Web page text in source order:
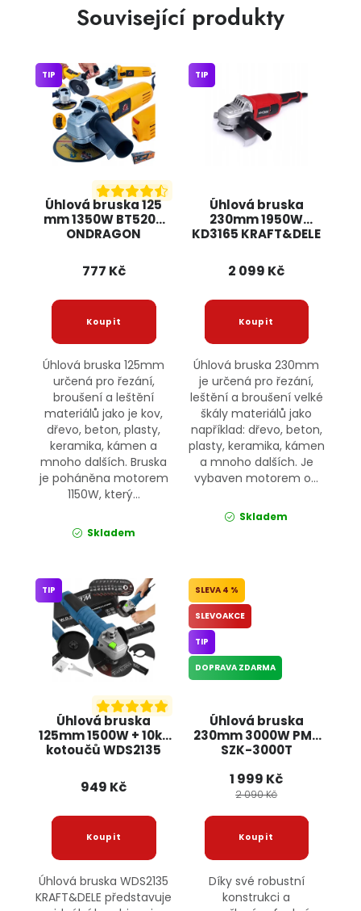
Související produkty
Úhlová bruska 125
mm 1350W BT5205
ONDRAGON
TIP
777 Kč
Úhlová bruska 125mm
určená pro řezání,
broušení a leštění
materiálů jako je kov,
dřevo, beton, plasty,
keramika, kámen a
mnoho dalších. Bruska
je poháněna motorem
1150W, který...
Skladem
Úhlová bruska
230mm 1950W
KD3165 KRAFT&DELE
TIP
2 099 Kč
Úhlová bruska 230mm
je určená pro řezání,
leštění a broušení velké
škály materiálů jako
například: dřevo, beton,
plasty, keramika, kámen
a mnoho dalších. Je
vybaven motorem o...
Skladem
Úhlová bruska
125mm 1500W + 10ks
kotoučů WDS2135
TIP
949 Kč
Úhlová bruska WDS2135
KRAFT&DELE představuje
Úhlová bruska
230mm 3000W PM-
SZK-3000T
4 %
SLEVOAKCE
TIP
DOPRAVA ZDARMA
1 999 Kč
2 090 Kč
Díky své robustní
konstrukci a